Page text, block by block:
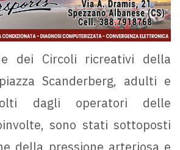
dei Circoli ricreativi della
Scanderberg, adulti e
dagli operatori delle
sono stati sottoposti
della pressione arteriosa e